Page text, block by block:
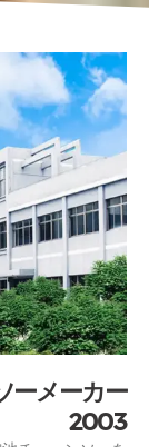
ーメーカー
2003